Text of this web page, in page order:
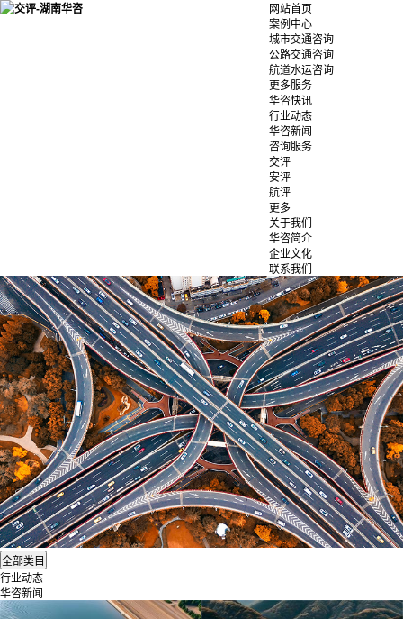
网站首页
案例中心
城市交通咨询
公路交通咨询
航道水运咨询
更多服务
华咨快讯
行业动态
华咨新闻
咨询服务
交评
安评
航评
更多
关于我们
华咨简介
企业文化
联系我们
行业动态
华咨新闻